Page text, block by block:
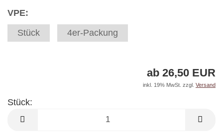
VPE:
Stück
4er-Packung
ab 26,50 EUR
inkl. 19% MwSt. zzgl. Versand
Stück:
Stück